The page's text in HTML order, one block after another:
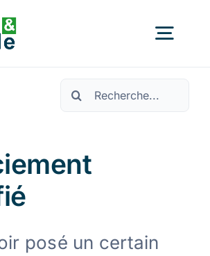
Accueil
Nouveau
Pesquisar
posé un certain